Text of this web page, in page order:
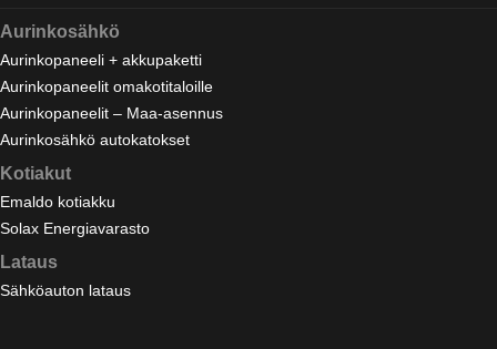
Aurinkosähkö
Aurinkopaneeli + akkupaketti
Aurinkopaneelit omakotitaloille
Aurinkopaneelit – Maa-asennus
Aurinkosähkö autokatokset
Kotiakut
Emaldo kotiakku
Solax Energiavarasto
Lataus
Sähköauton lataus